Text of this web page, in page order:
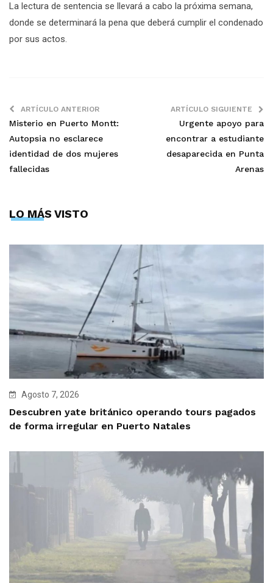
La lectura de sentencia se llevará a cabo la próxima semana,
donde se determinará la pena que deberá cumplir el condenado
por sus actos.
ARTÍCULO ANTERIOR
Misterio en Puerto Montt:
Autopsia no esclarece
identidad de dos mujeres
fallecidas
ARTÍCULO SIGUIENTE
Urgente apoyo para
encontrar a estudiante
desaparecida en Punta
Arenas
LO MÁS VISTO
Agosto 7, 2026
Descubren yate británico operando tours pagados
de forma irregular en Puerto Natales